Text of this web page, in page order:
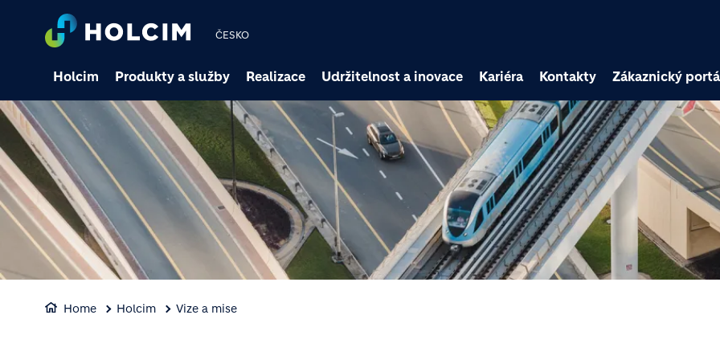
ČESKO
Holcim Produkty a služby Realizace Udržitelnost a inovace Kariéra Kontakty Zákaznický
Home Holcim Vize a mise